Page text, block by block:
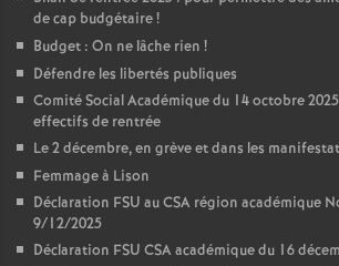
de cap budgétaire!
Budget : On ne lâche rien !
Défendre les libertés publiques
Comité Social Académique du 14 octobre
effectifs de rentrée
Le 2 décembre, en grève et dans les
Femmage à Lison
Déclaration FSU au CSA région académique
9/12/2025
Déclaration FSU CSA académique du 16